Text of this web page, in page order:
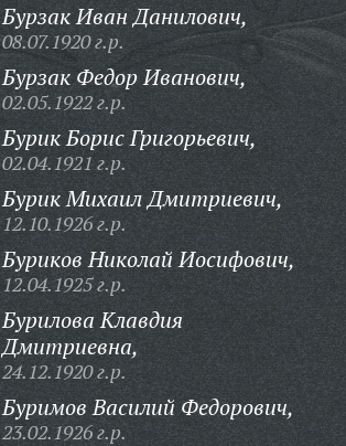
Бурзак Иван Данилович,
08.07.1920 г.р.
Бурзак Федор Иванович,
02.05.1922 г.р.
Бурик Борис Григорьевич,
02.04.1921 г.р.
Бурик Михаил Дмитриевич,
12.10.1926 г.р.
Буриков Николай Иосифович,
12.04.1925 г.р.
Бурилова Клавдия
Дмитриевна,
24.12.1920 г.р.
Буримов Василий Федорович,
23.02.1926 г.р.